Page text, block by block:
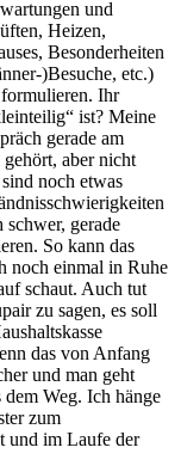
und
Heizen,
Besonderheiten
)Besuche, etc.)
Ihr
ist? Meine
gerade am
aber nicht
noch etwas
schwer, gerade
So kann das
noch einmal in Ruhe
schaut. Auch tut
zu sagen, es soll
das von Anfang
und man geht
Weg. Ich hänge
zum
und im Laufe der